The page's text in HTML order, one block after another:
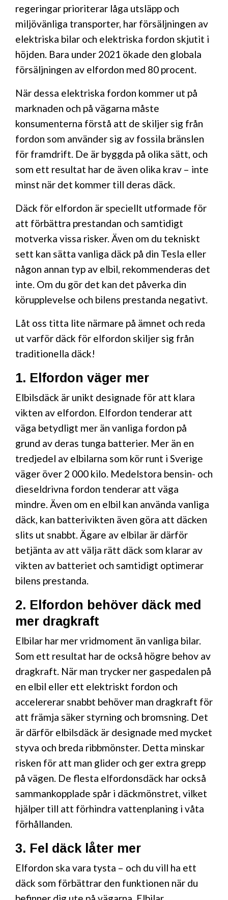
regeringar prioriterar låga utsläpp och
miljövänliga transporter, har försäljningen av
elektriska bilar och elektriska fordon skjutit i
höjden. Bara under 2021 ökade den globala
försäljningen av elfordon med 80 procent.
När dessa elektriska fordon kommer ut på
marknaden och på vägarna måste
konsumenterna förstå att de skiljer sig från
fordon som använder sig av fossila bränslen
för framdrift. De är byggda på olika sätt, och
som ett resultat har de även olika krav – inte
minst när det kommer till deras däck.
Däck för elfordon är speciellt utformade för
att förbättra prestandan och samtidigt
motverka vissa risker. Även om du tekniskt
sett kan sätta vanliga däck på din Tesla eller
någon annan typ av elbil, rekommenderas det
inte. Om du gör det kan det påverka din
körupplevelse och bilens prestanda negativt.
Låt oss titta lite närmare på ämnet och reda
ut varför däck för elfordon skiljer sig från
traditionella däck!
1. Elfordon väger mer
Elbilsdäck är unikt designade för att klara
vikten av elfordon. Elfordon tenderar att
väga betydligt mer än vanliga fordon på
grund av deras tunga batterier. Mer än en
tredjedel av elbilarna som kör runt i Sverige
väger över 2 000 kilo. Medelstora bensin- och
dieseldrivna fordon tenderar att väga
mindre. Även om en elbil kan använda vanliga
däck, kan batterivikten även göra att däcken
slits ut snabbt. Ägare av elbilar är därför
betjänta av att välja rätt däck som klarar av
vikten av batteriet och samtidigt optimerar
bilens prestanda.
2. Elfordon behöver däck med
mer dragkraft
Elbilar har mer vridmoment än vanliga bilar.
Som ett resultat har de också högre behov av
dragkraft. När man trycker ner gaspedalen på
en elbil eller ett elektriskt fordon och
accelererar snabbt behöver man dragkraft för
att främja säker styrning och bromsning. Det
är därför elbilsdäck är designade med mycket
styva och breda ribbmönster. Detta minskar
risken för att man glider och ger extra grepp
på vägen. De flesta elfordonsdäck har också
sammankopplade spår i däckmönstret, vilket
hjälper till att förhindra vattenplaning i våta
förhållanden.
3. Fel däck låter mer
Elfordon ska vara tysta – och du vill ha ett
däck som förbättrar den funktionen när du